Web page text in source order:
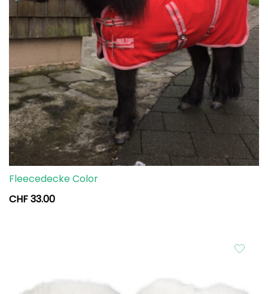
Fleecedecke Color
CHF33.00